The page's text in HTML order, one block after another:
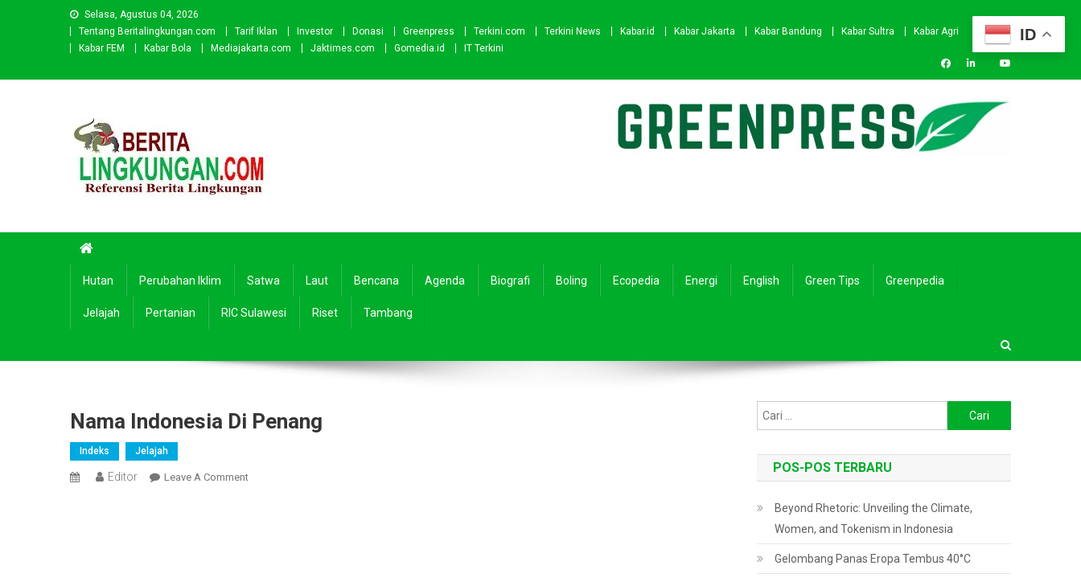
Selasa, Agustus 04, 2026
Tentang Beritalingkungan.com
Tarif Iklan Investor Donasi Greenpress Terkini.com Terkini News Kabar.id Kabar Jakarta Kabar Bandung Kabar Sultra
Kabar Agri
Kabar FEM
Kabar Bola Mediajakarta.com Jaktimes.com Gomedia.id IT Terkini
Hutan Perubahan Iklim Satwa Laut Bencana Agenda Biografi Boling Ecopedia Energi English Green Tips Greenpedia
Jelajah Pertanian RIC Sulawesi Riset Tambang
Nama Indonesia Di Penang
Indeks Jelajah
Editor Leave A CommentOn
untuk:
POS-POS TERBARU
Beyond Rhetoric: Unveiling the Climate,
Women, and Tokenism in Indonesia
Gelombang Panas Eropa Tembus 40°C
ID